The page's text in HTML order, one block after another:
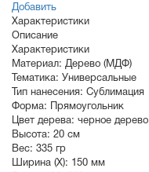
Добавить
Характеристики
Описание
Характеристики
Материал: Дерево (МДФ)
Тематика: Универсальные
Тип нанесения: Сублимация
Форма: Прямоугольник
Цвет дерева: черное дерево
Высота: 20 см
Вес: 335 гр
Ширина (X): 150 мм